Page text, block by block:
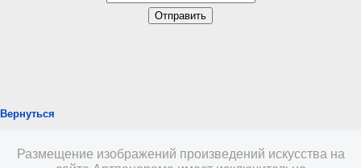
Вернуться
Размещение изображений произведений искусства на